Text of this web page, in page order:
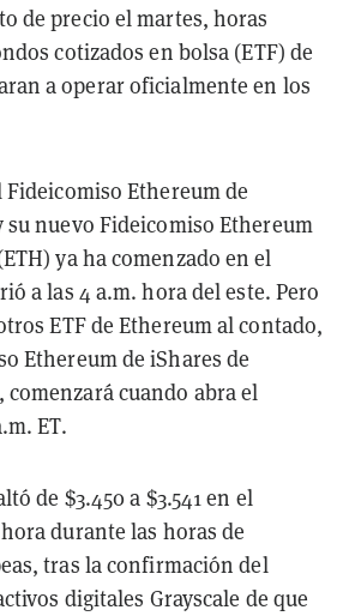
de precio el martes, horas
cotizados en bolsa (ETF) de
a operar oficialmente en los
Ethereum de
su nuevo Fideicomiso Ethereum
ya ha comenzado en el
a las 4 a.m. hora del este. Pero
ETF de Ethereum al contado,
Ethereum de iShares de
comenzará cuando abra el
ET.
de $3.450 a $3.541 en el
durante las horas de
tras la confirmación del
digitales Grayscale de que